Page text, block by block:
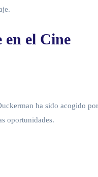
el Cine
ha sido acogido
oportunidades.